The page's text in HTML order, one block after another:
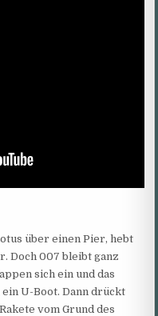
über einen Pier, hebt
Doch 007 bleibt ganz
sich ein und das
U-Boot. Dann drückt
vom Grund des